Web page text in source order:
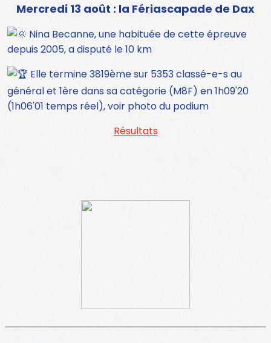
Mercredi 13 août : la Fériascapade de Dax
Nina Becanne, une habituée de cette épreuve
depuis 2005, a disputé le 10 km
Elle termine 3819ème sur 5353 classé-e-s au
général et 1ère dans sa catégorie (M8F) en 1h09'20
(1h06'01 temps réel), voir photo du podium
Résultats